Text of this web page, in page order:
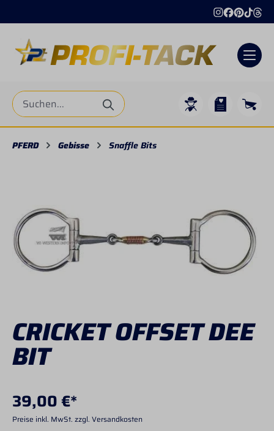
PFERD Gebisse Snaffle Bits
CRICKET OFFSET DEE
BIT
39,00 €*
Preise inkl. MwSt. zzgl. Versandkosten